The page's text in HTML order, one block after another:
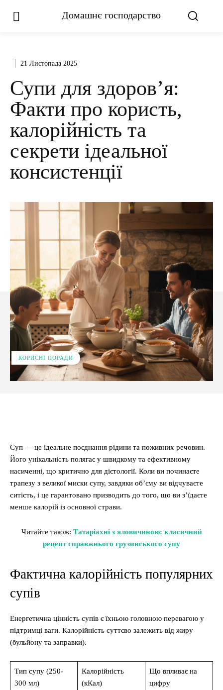
Домашнє господарство
21 Листопада 2025
Супи для здоров’я:
Факти про користь,
калорійність та
секрети ідеальної
консистенції
КОРИСНІ ПОРАДИ
Суп — це ідеальне поєднання рідини та поживних речовин.
Його унікальність полягає у швидкому та ефективному
насиченні, що критично для дієтології. Коли ви починаєте
трапезу з великої миски супу, завдяки об’єму ви відчуваєте
ситість, і це гарантовано призводить до того, що ви з’їдаєте
менше калорій із основної страви.
Читайте також: Татаріахні з яловичиною: класичний
рецепт справжнього грузинського супу
Фактична калорійність популярних
супів
Енергетична цінність супів є їхньою головною перевагою у
підтримці ваги. Калорійність суттєво залежить від жиру
(бульйону та заправки).
Тип супу (250-
300 мл)
Калорійність
(кКал)
Що впливає на
цифру